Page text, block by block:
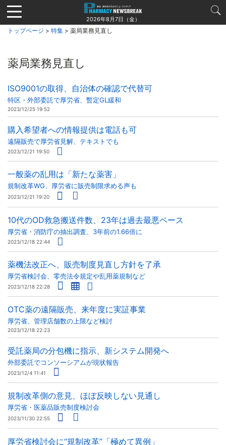
Jump
to
navigation
2026年8月7日（金）
トップページ > 特集 > 薬局業務見直し
薬局業務見直し
ISO9001の取得、自治体の確認で代替可
特区・外部委託で厚労省、暫定GL緩和
2023/12/25 19:52
購入希望者への情報提供は電話も可
遠隔販売で厚労省見解、テキストでも
2023/12/21 19:50
一般薬の乱用は「新たな薬害」
規制改革WG、厚労省に販売制限求める声も
2023/12/21 19:20
10代のOD救急搬送件数、23年は過去最悪ペース
厚労省・消防庁の抽出調査、3年前の1.66倍に
2023/12/18 22:44
薬機法改正へ、販売制度見直し方針を了承
厚労省検討会、零売法令規定や乱用薬規制など
2023/12/18 22:28
OTC薬の遠隔販売、来年度に実証事業
厚労省、管理店舗数の上限など検討
2023/12/18 22:23
受託薬局の分包機に指示、新システム開発へ
外部委託でコンソーシアムが現状報告
2023/12/4 11:41
規制改革側の意見、ほぼ反映しない見通し
厚労省・医薬品販売制度検討会
2023/11/30 22:55
厚労省検討会に“規制改革”「極めて異例」